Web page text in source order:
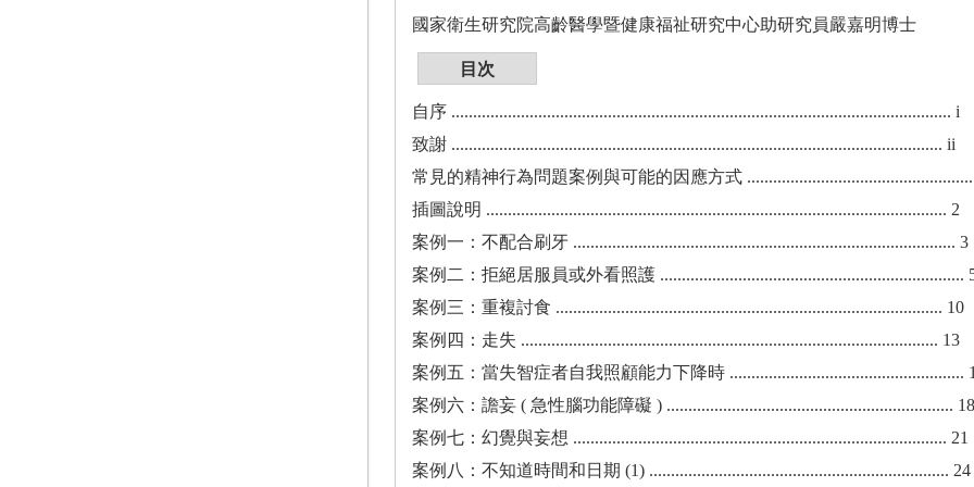
國家衛生研究院高齡醫學暨健康福祉研究中心助研究員嚴嘉明博士
目次
自序 ................................................................................................................... i
致謝 ................................................................................................................. ii
常見的精神行為問題案例與可能的因應方式 ....................................................
插圖說明 .......................................................................................................... 2
案例一：不配合刷牙 ........................................................................................ 3
案例二：拒絕居服員或外看照護 ......................................................................
案例三：重複討食 ......................................................................................... 10
案例四：走失 ................................................................................................ 13
案例五：當失智症者自我照顧能力下降時 ......................................................
案例六：譫妄 ( 急性腦功能障礙 ) .................................................................. 18
案例七：幻覺與妄想 ...................................................................................... 21
案例八：不知道時間和日期 (1) ..................................................................... 24